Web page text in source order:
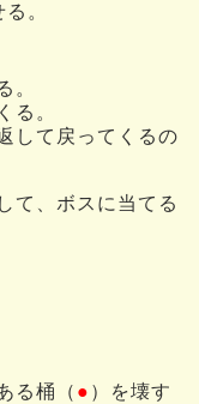
。
。
る。
して戻ってくるの
て、ボスに当てる
る桶（ ● ）を壊す